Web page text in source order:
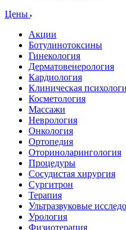
Цены
Акции
Ботулинотоксины
Гинекология
Дерматовенерология
Кардиология
Клиническая
Косметология
Массажи
Неврология
Онкология
Ортопедия
Оториноларингология
Процедуры
Сосудистая хирургия
Сургитрон
Терапия
Ультразвуковые
Урология
Физиотерапия